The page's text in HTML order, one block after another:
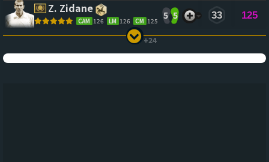
Z. Zidane
CAM 126 LM 126 CM 125
5 5 33 125
+24